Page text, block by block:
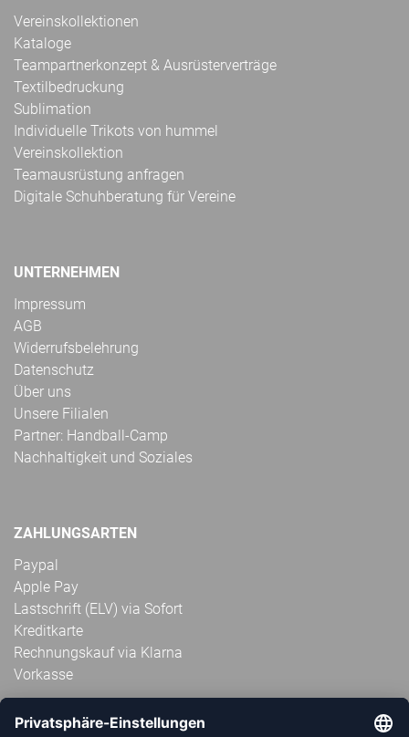
Vereinskollektionen
Kataloge
Teampartnerkonzept & Ausrüsterverträge
Textilbedruckung
Sublimation
Individuelle Trikots von hummel
Vereinskollektion
Teamausrüstung anfragen
Digitale Schuhberatung für Vereine
UNTERNEHMEN
Impressum
AGB
Widerrufsbelehrung
Datenschutz
Über uns
Unsere Filialen
Partner: Handball-Camp
Nachhaltigkeit und Soziales
ZAHLUNGSARTEN
Paypal
Apple Pay
Lastschrift (ELV) via Sofort
Kreditkarte
Rechnungskauf via Klarna
Vorkasse